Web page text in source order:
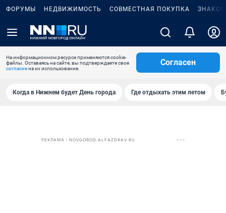
ФОРУМЫ НЕДВИЖИМОСТЬ СОВМЕСТНАЯ ПОКУПКА
На информационном ресурсе применяются cookie-
файлы. Оставаясь на сайте, вы подтверждаете свое
согласиена их использование.
Согласен
Когда в Нижнем будет День города Где отдыхать этим летом
РЕКЛАМА • NOVGOROD.ALFAZDRAV.RU